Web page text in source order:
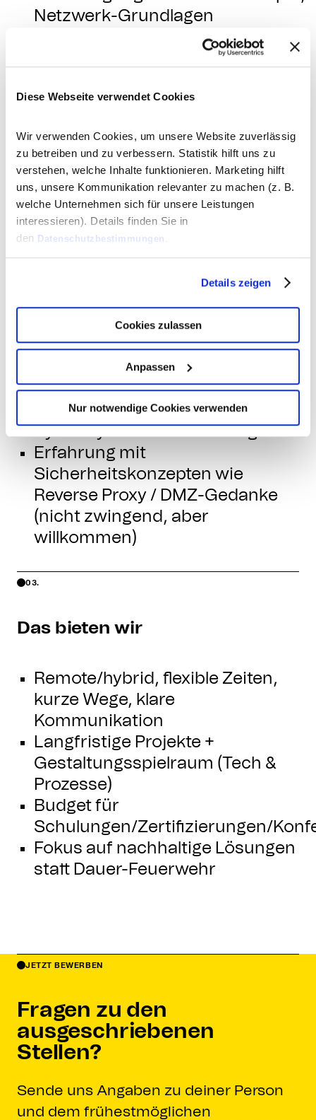
Diese Webseite verwendet Cookies
Wir verwenden Cookies, um unsere Website zuverlässig
zu betreiben und zu verbessern. Statistik hilft uns zu
verstehen, welche Inhalte funktionieren. Marketing hilft
uns, unsere Kommunikation relevanter zu machen (z. B.
welche Unternehmen sich für unsere Leistungen
interessieren). Details finden Sie in
den Datenschutzbestimmungen
Details zeigen
Cookies zulassen
Anpassen
Nur notwendige Cookies verwenden
Netzwerk-Grundlagen
Erfahrung mit Deployments &
Automatisierung (CI/CD,
Management)
Composer, npm
Deutsch C-Niveau, Englisch für
Doku/Reviews
Nice-to-haves
Ansible/Terraform produktiv
genutzt (oder vergleichbare
Automatisierung)
Observability:
Monitoring/Alerting/Logging (z.
Grafana/Prometheus/ELK/Sentry
– je nach Setup)
Symfony/Laravel-Erfahrung
Erfahrung mit
Sicherheitskonzepten wie
Reverse Proxy / DMZ-Gedanke
(nicht zwingend, aber
willkommen)
03.
Das bieten wir
Remote/hybrid, flexible Zeiten,
kurze Wege, klare
Kommunikation
Langfristige Projekte +
Gestaltungsspielraum (Tech &
Prozesse)
Budget für
Schulungen/Zertifizierungen/
Fokus auf nachhaltige Lösungen
statt Dauer-Feuerwehr
JETZT BEWERBEN
Fragen zu den
ausgeschriebenen
Stellen?
Sende uns Angaben zu deiner Person
und dem frühestmöglichen